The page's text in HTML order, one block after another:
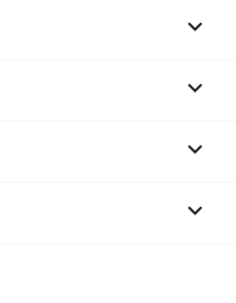



keyboard_arrow_down